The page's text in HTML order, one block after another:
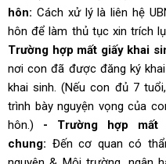
hôn: Cách xử lý là liên hệ
hôn để làm thủ tục xin trích
Trường hợp mất giấy khai
nơi con đã được đăng ký
khai sinh. (Nếu con đủ 7
trình bày nguyện vọng của
hôn.)
- Trường hợp mất
chung: Đến cơ quan có